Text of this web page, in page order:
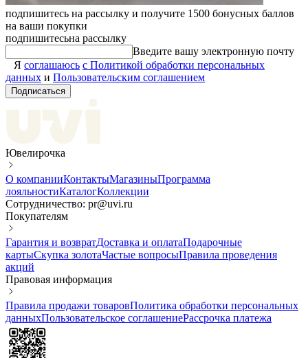
подпишитесь на рассылку и получите 1500 бонусных баллов
на ваши покупки
подпишитесьна рассылку
Введите вашу электронную почту
Я соглашаюсь с Политикой обработки персональных
данных и Пользовательским соглашением
Подписаться
Ювелирочка
О компанииКонтактыМагазиныПрограмма
лояльностиКаталогКоллекции
Сотрудничество: pr@uvi.ru
Покупателям
Гарантия и возвратДоставка и оплатаПодарочные
картыСкупка золотаЧастые вопросыПравила проведения
акций
Правовая информация
Правила продажи товаровПолитика обработки персональных
данныхПользовательское соглашениеРассрочка платежа